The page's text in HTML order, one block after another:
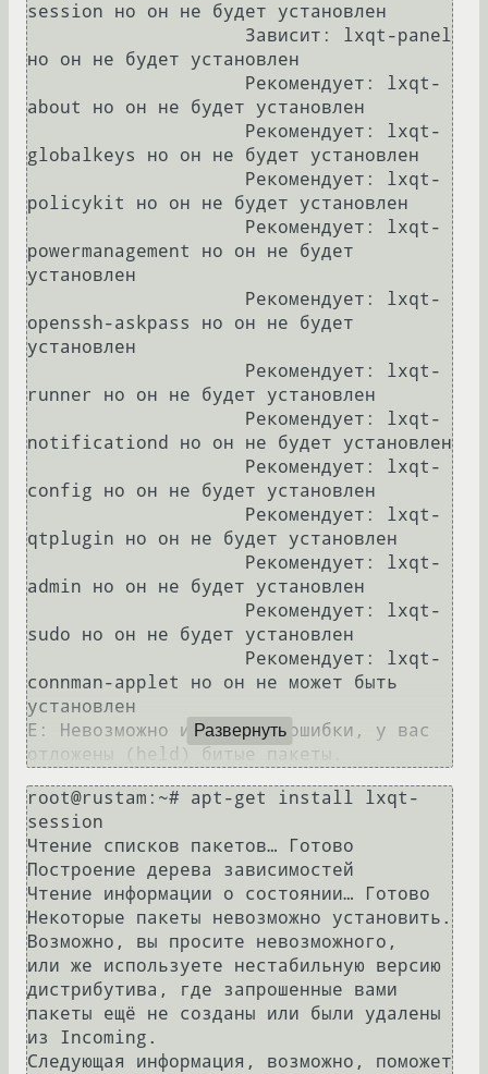
session но он не будет установлен
но он не будет установлен
about но он не будет установлен
globalkeys но он не будет установлен
policykit но он не будет установлен
powermanagement но он не будет
установлен
openssh-askpass но он не будет
установлен
runner но он не будет установлен
notificationd но он не будет установлен
config но он не будет установлен
qtplugin но он не будет установлен
admin но он не будет установлен
sudo но он не будет установлен
connman-applet но он не может быть
установлен
E: Невозможно исправить ошибки, у вас
Развернуть
root@rustam:~# apt-get install lxqt-
session
Чтение списков пакетов… Готово
Построение дерева зависимостей
Чтение информации о состоянии… Готово
Некоторые пакеты невозможно установить.
Возможно, вы просите невозможного,
или же используете нестабильную версию
дистрибутива, где запрошенные вами
пакеты ещё не созданы или были удалены
из Incoming.
Следующая информация, возможно, поможет